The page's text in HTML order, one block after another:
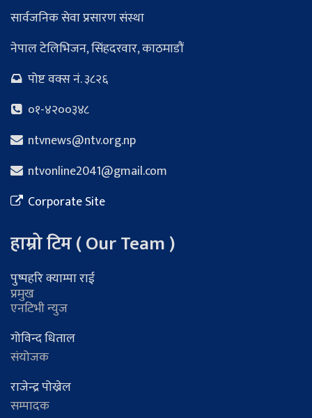
सार्वजनिक सेवा प्रसारण संस्था
नेपाल टेलिभिजन, सिंहदरवार, काठमाडौं
पोष्ट वक्स नं. ३८२६
०१-४२००३४८
ntvnews@ntv.org.np
ntvonline2041@gmail.com
Corporate Site
हाम्रो टिम ( Our Team )
पुष्पहरि क्याम्पा राई
प्रमुख
एनटिभी न्युज
गोविन्द धिताल
संयोजक
राजेन्द्र पोख्रेल
सम्पादक